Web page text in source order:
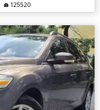
125520